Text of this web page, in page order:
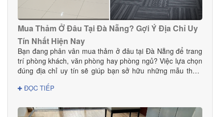
Mua Thảm Ở Đâu Tại Đà Nẵng? Gợi Ý Địa Chỉ Uy
Tín Nhất Hiện Nay
Bạn đang phân vân mua thảm ở đâu tại Đà Nẵng để trang
trí phòng khách, văn phòng hay phòng ngủ? Việc lựa chọn
đúng địa chỉ uy tín sẽ giúp bạn sở hữu những mẫu thảm
Trong bài viết này, DANACOMEX giới thiệu đến bạn nơi
tại Đà Nẵng.
ĐỌC TIẾP